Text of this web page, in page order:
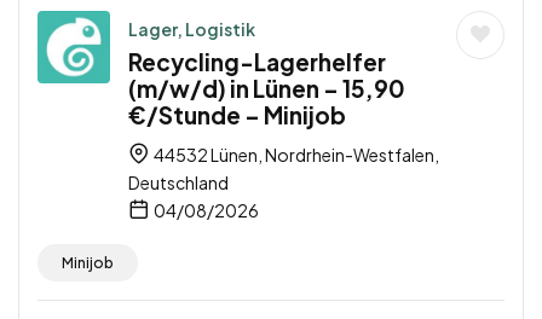
Lager, Logistik
Recycling-Lagerhelfer
(m/w/d) in Lünen – 15,90
€/Stunde – Minijob
44532 Lünen, Nordrhein-Westfalen,
Deutschland
04/08/2026
Minijob